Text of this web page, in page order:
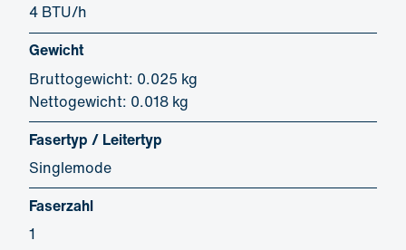
4 BTU/h
Gewicht
Bruttogewicht: 0.025 kg
Nettogewicht: 0.018 kg
Fasertyp / Leitertyp
Singlemode
Faserzahl
1